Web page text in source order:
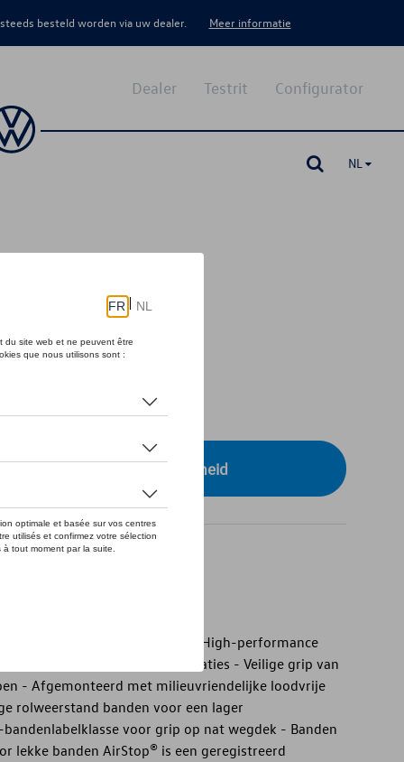
besteld worden via uw dealer. Meer informatie
Configurator
Testrit
Dealer
NL
uw dealer voor beschikbaarheid
originele stalen velg - High-performance
en grip in alle rijsituaties - Veilige grip van
- Afgemonteerd met milieuvriendelijke loodvrije
rolweerstand banden voor een lager
voor grip op nat wegdek - Banden
lekke banden AirStop® is een geregistreerd